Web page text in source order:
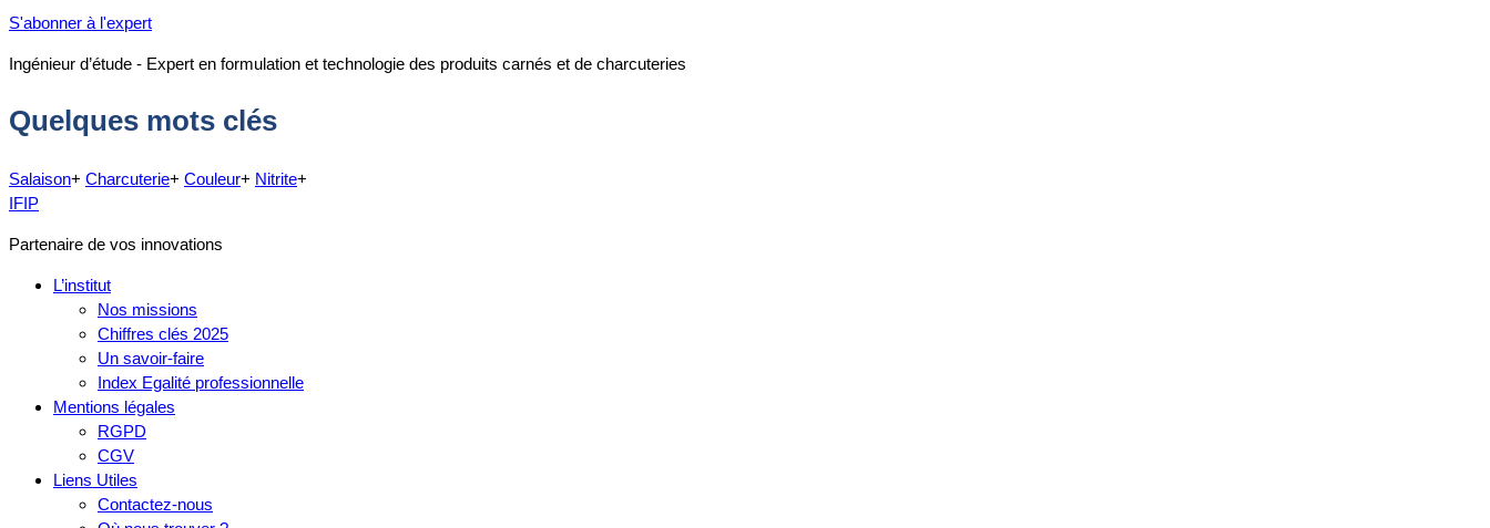
S'abonner à l'expert
Ingénieur d’étude - Expert en formulation et technologie des produits carnés et de charcuteries
Quelques mots clés
Salaison+ Charcuterie+ Couleur+ Nitrite+
IFIP
Partenaire de vos innovations
L’institut
Nos missions
Chiffres clés 2025
Un savoir-faire
Index Egalité professionnelle
Mentions légales
RGPD
CGV
Liens Utiles
Contactez-nous